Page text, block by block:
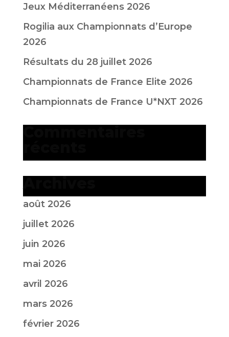
Jeux Méditerranéens 2026
Rogilia aux Championnats d’Europe
2026
Résultats du 28 juillet 2026
Championnats de France Elite 2026
Championnats de France U*NXT 2026
Archives
août 2026
juillet 2026
juin 2026
mai 2026
avril 2026
mars 2026
février 2026